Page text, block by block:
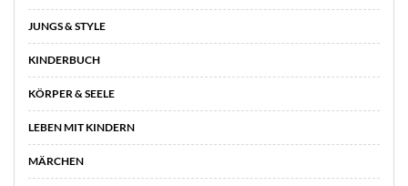
JUNGS & STYLE
KINDERBUCH
KÖRPER & SEELE
LEBEN MIT KINDERN
MÄRCHEN